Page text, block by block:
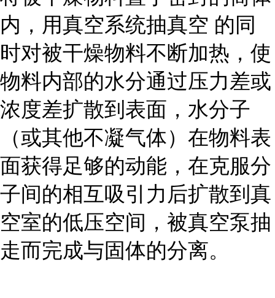
内，用真空系统抽真空 的同
时对被干燥物料不断加热，使
物料内部的水分通过压力差或
浓度差扩散到表面，水分子
（或其他不凝气体）在物料表
面获得足够的动能，在克服分
子间的相互吸引力后扩散到真
空室的低压空间，被真空泵抽
走而完成与固体的分离。